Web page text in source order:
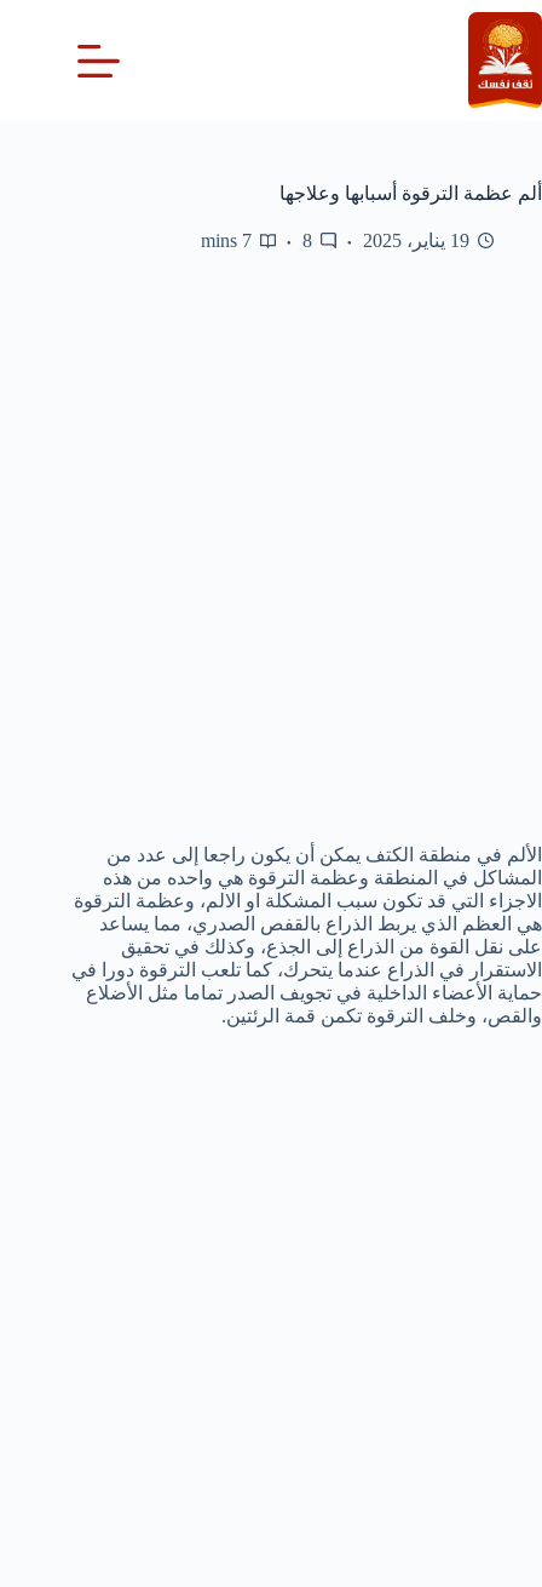
التجاوز
إلى
المحتوى
ألم عظمة الترقوة أسبابها وعلاجها
19 يناير، 2025 8
7 mins
الألم في منطقة الكتف يمكن أن يكون راجعا إلى عدد من
المشاكل في المنطقة وعظمة الترقوة هي واحده من هذه
الاجزاء التي قد تكون سبب المشكلة او الالم، وعظمة الترقوة
هي العظم الذي يربط الذراع بالقفص الصدري، مما يساعد
على نقل القوة من الذراع إلى الجذع، وكذلك في تحقيق
الاستقرار في الذراع عندما يتحرك، كما تلعب الترقوة دورا في
حماية الأعضاء الداخلية في تجويف الصدر تماما مثل الأضلاع
والقص، وخلف الترقوة تكمن قمة الرئتين.